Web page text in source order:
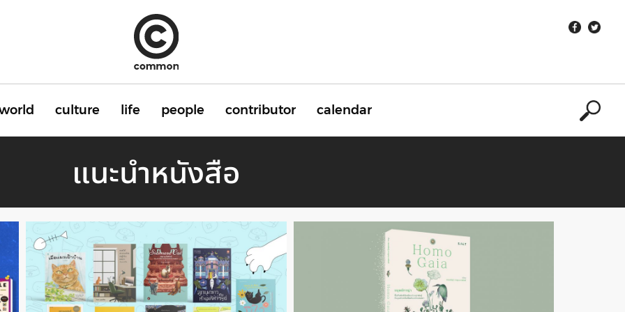
culture life people contributor calendar
แนะนำหนังสือ